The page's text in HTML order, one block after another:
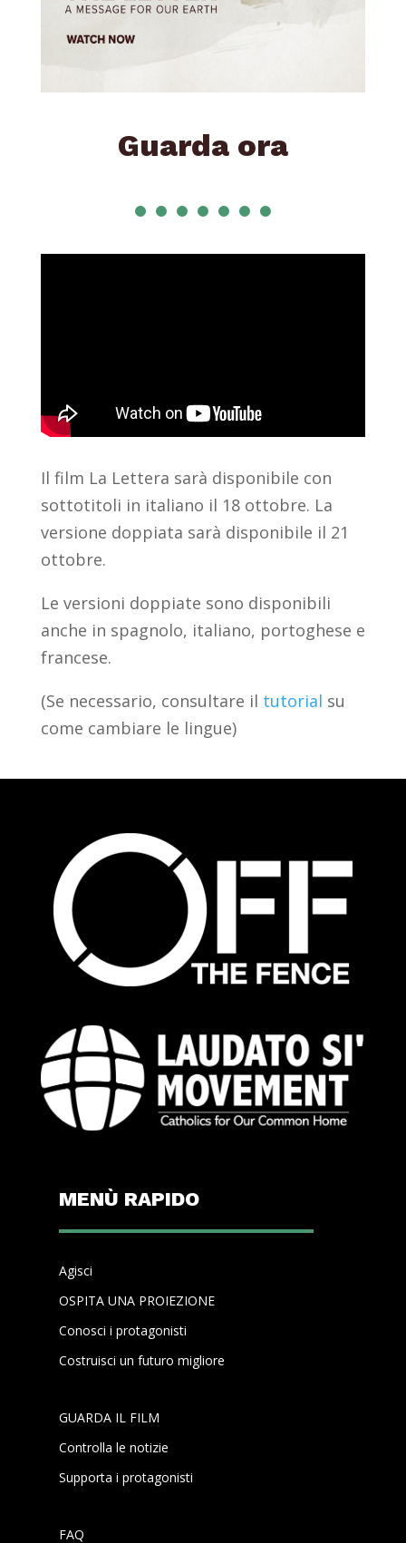
Guarda ora
Il film La Lettera sarà disponibile con
sottotitoli in italiano il 18 ottobre. La
versione doppiata sarà disponibile il 21
ottobre.
Le versioni doppiate sono disponibili
anche in spagnolo, italiano, portoghese e
francese.
(Se necessario, consultare il tutorial su
come cambiare le lingue)
MENÙ RAPIDO
Agisci
OSPITA UNA PROIEZIONE
Conosci i protagonisti
Costruisci un futuro migliore
GUARDA IL FILM
Controlla le notizie
Supporta i protagonisti
FAQ